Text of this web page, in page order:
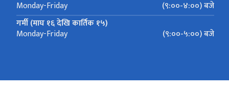
Monday-Friday
(९:००-४:००) बजे
गर्मी (माघ १६ देखि कार्तिक १५)
Monday-Friday (९:००-५:००) बजे